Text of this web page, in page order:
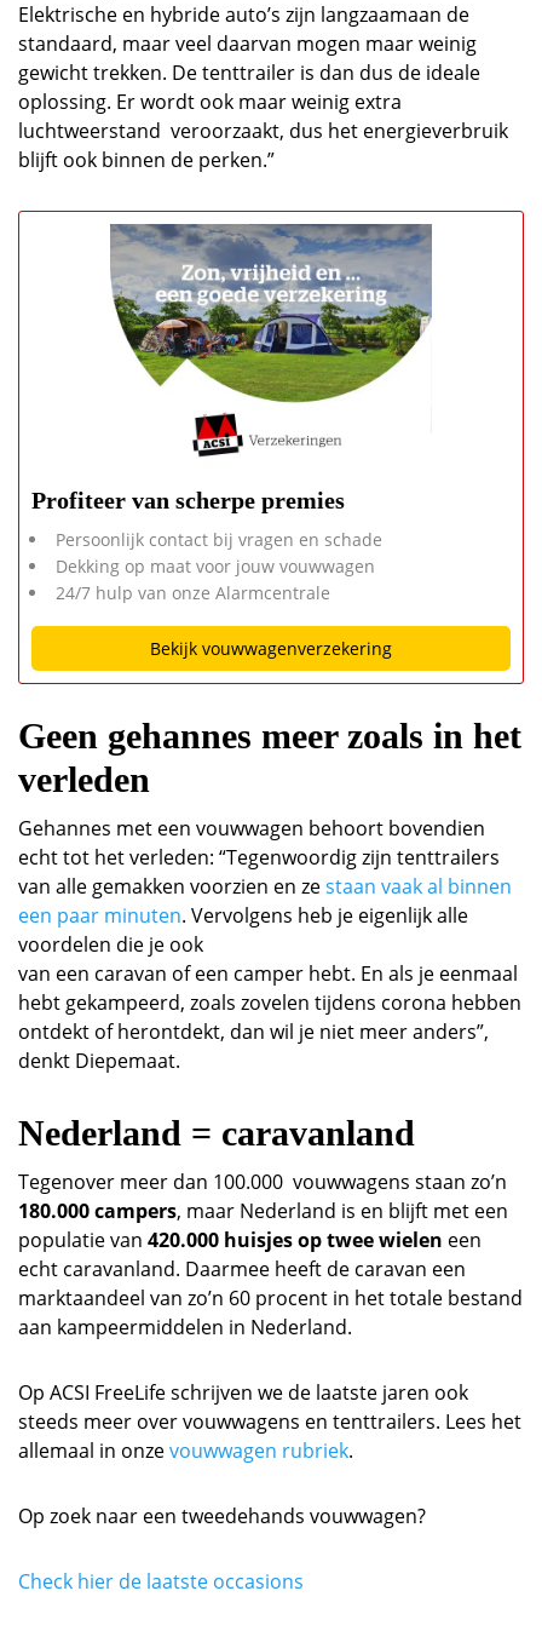
Elektrische en hybride auto’s zijn langzaamaan de
standaard, maar veel daarvan mogen maar weinig
gewicht trekken. De tenttrailer is dan dus de ideale
oplossing. Er wordt ook maar weinig extra
luchtweerstand veroorzaakt, dus het energieverbruik
blijft ook binnen de perken.”
Profiteer van scherpe premies
Persoonlijk contact bij vragen en schade
Dekking op maat voor jouw vouwwagen
24/7 hulp van onze Alarmcentrale
Bekijk vouwwagenverzekering
Geen gehannes meer zoals in het
verleden
Gehannes met een vouwwagen behoort bovendien
echt tot het verleden: “Tegenwoordig zijn tenttrailers
van alle gemakken voorzien en zestaan vaak al binnen
een paar minuten. Vervolgens heb je eigenlijk alle
voordelen die je ook
van een caravan of een camper hebt. En als je eenmaal
hebt gekampeerd, zoals zovelen tijdens corona hebben
ontdekt of herontdekt, dan wil je niet meer anders”,
denkt Diepemaat.
Nederland = caravanland
Tegenover meer dan 100.000 vouwwagens staan zo’n
180.000 campers, maar Nederland is en blijft met een
populatie van 420.000 huisjes op twee wielen een
echt caravanland. Daarmee heeft de caravan een
marktaandeel van zo’n 60 procent in het totale bestand
aan kampeermiddelen in Nederland.
Op ACSI FreeLife schrijven we de laatste jaren ook
steeds meer over vouwwagens en tenttrailers. Lees het
allemaal in onzevouwwagen rubriek.
Op zoek naar een tweedehands vouwwagen?
Check hier de laatste occasions